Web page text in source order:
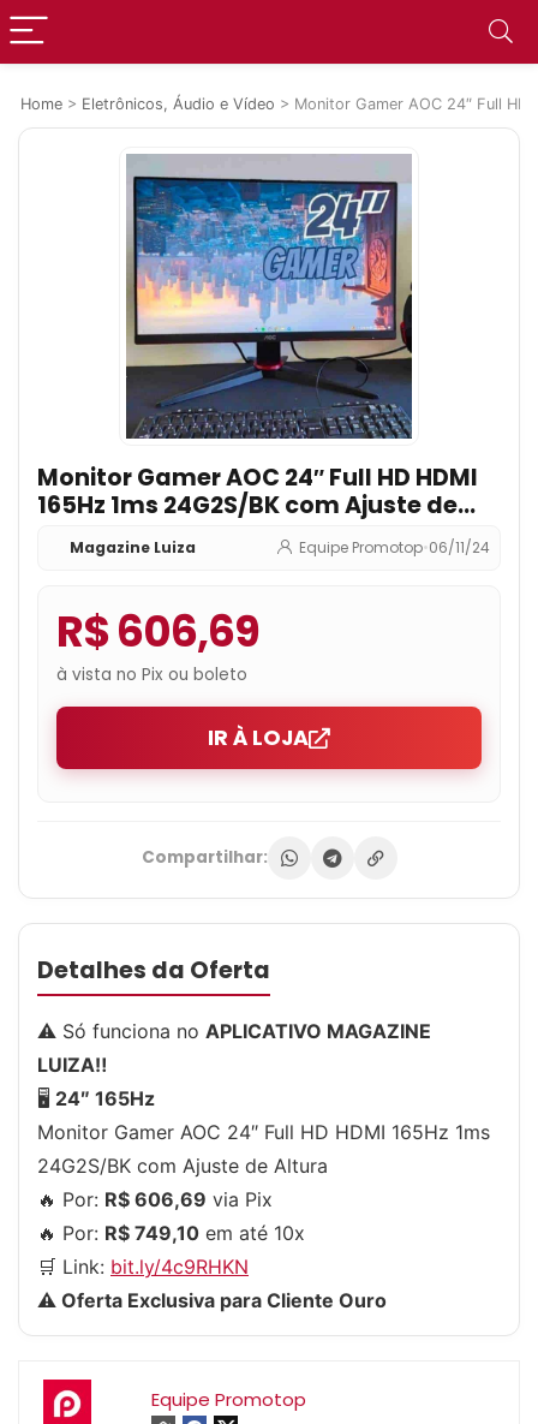
Home > Eletrônicos, Áudio e Vídeo > Monitor Gamer AOC 24″ Full
Monitor Gamer AOC 24″ Full HD HDMI
165Hz 1ms 24G2S/BK com Ajuste de
Magazine Luiza Equipe Promotop•06/11/24
R$ 606,69
à vista no Pix ou boleto
IR À LOJA
Compartilhar:
Detalhes da Oferta
⚠️ Só funciona no APLICATIVO MAGAZINE
LUIZA‼️
🖥 24″ 165Hz
Monitor Gamer AOC 24″ Full HD HDMI 165Hz 1ms
24G2S/BK com Ajuste de Altura
🔥 Por: R$ 606,69 via Pix
🔥 Por: R$ 749,10 em até 10x
🛒 Link: bit.ly/4c9RHKN
⚠️ Oferta Exclusiva para Cliente Ouro
Equipe Promotop